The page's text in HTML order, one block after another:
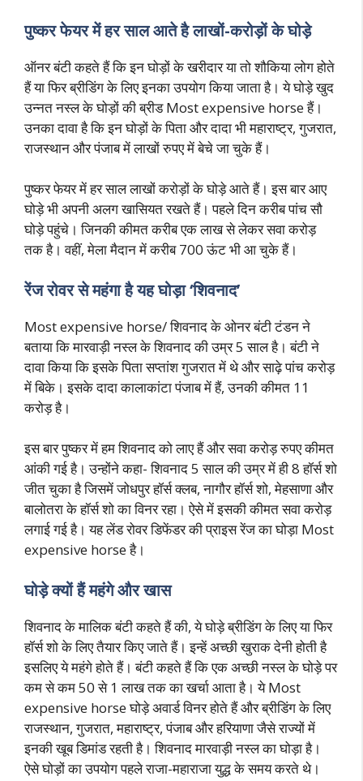
पुष्कर फेयर में हर साल आते है लाखों-करोड़ों के घोड़े
ऑनर बंटी कहते हैं कि इन घोड़ों के खरीदार या तो शौकिया लोग होते
हैं या फिर ब्रीडिंग के लिए इनका उपयोग किया जाता है। ये घोड़े खुद
उन्नत नस्ल के घोड़ों की ब्रीड Most expensive horse हैं।
उनका दावा है कि इन घोड़ों के पिता और दादा भी महाराष्ट्र, गुजरात,
राजस्थान और पंजाब में लाखों रुपए में बेचे जा चुके हैं।
पुष्कर फेयर में हर साल लाखों करोड़ों के घोड़े आते हैं। इस बार आए
घोड़े भी अपनी अलग खासियत रखते हैं। पहले दिन करीब पांच सौ
घोड़े पहुंचे। जिनकी कीमत करीब एक लाख से लेकर सवा करोड़
तक है। वहीं, मेला मैदान में करीब 700 ऊंट भी आ चुके हैं।
रेंज रोवर से महंगा है यह घोड़ा ‘शिवनाद’
Most expensive horse/ शिवनाद के ओनर बंटी टंडन ने
बताया कि मारवाड़ी नस्ल के शिवनाद की उम्र 5 साल है। बंटी ने
दावा किया कि इसके पिता सप्तांश गुजरात में थे और साढ़े पांच करोड़
में बिके। इसके दादा कालाकांटा पंजाब में हैं, उनकी कीमत 11
करोड़ है।
इस बार पुष्कर में हम शिवनाद को लाए हैं और सवा करोड़ रुपए कीमत
आंकी गई है। उन्होंने कहा- शिवनाद 5 साल की उम्र में ही 8 हॉर्स शो
जीत चुका है जिसमें जोधपुर हॉर्स क्लब, नागौर हॉर्स शो, मेहसाणा और
बालोतरा के हॉर्स शो का विनर रहा। ऐसे में इसकी कीमत सवा करोड़
लगाई गई है। यह लेंड रोवर डिफेंडर की प्राइस रेंज का घोड़ा Most
expensive horse है।
घोड़े क्यों हैं महंगे और खास
शिवनाद के मालिक बंटी कहते हैं की, ये घोड़े ब्रीडिंग के लिए या फिर
हॉर्स शो के लिए तैयार किए जाते हैं। इन्हें अच्छी खुराक देनी होती है
इसलिए ये महंगे होते हैं। बंटी कहते हैं कि एक अच्छी नस्ल के घोड़े पर
कम से कम 50 से 1 लाख तक का खर्चा आता है। ये Most
expensive horse घोड़े अवार्ड विनर होते हैं और ब्रीडिंग के लिए
राजस्थान, गुजरात, महाराष्ट्र, पंजाब और हरियाणा जैसे राज्यों में
इनकी खूब डिमांड रहती है। शिवनाद मारवाड़ी नस्ल का घोड़ा है।
ऐसे घोड़ों का उपयोग पहले राजा-महाराजा युद्ध के समय करते थे।